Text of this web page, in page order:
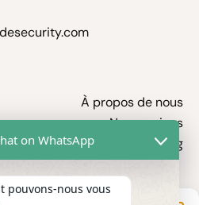
À propos de nous
Nos services
Blog
on WhatsApp
pouvons-nous vous